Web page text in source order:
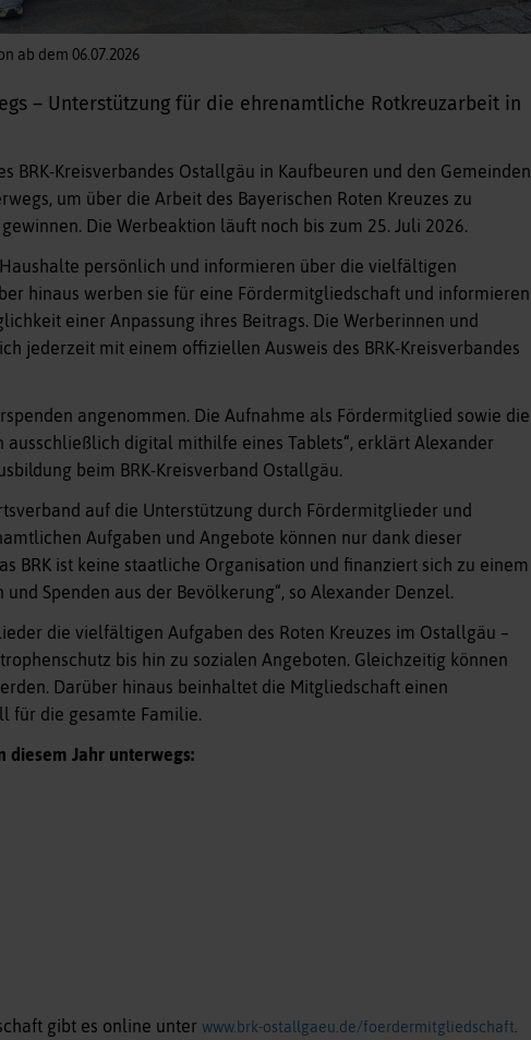
ab dem 06.07.2026
– Unterstützung für die ehrenamtliche Rotkreuzarbeit in
BRK-Kreisverbandes Ostallgäu in Kaufbeuren und den Gemeinden
um über die Arbeit des Bayerischen Roten Kreuzes zu
Die Werbeaktion läuft noch bis zum 25. Juli 2026.
persönlich und informieren über die vielfältigen
hinaus werben sie für eine Fördermitgliedschaft und informieren
einer Anpassung ihres Beitrags. Die Werberinnen und
jederzeit mit einem offiziellen Ausweis des BRK-Kreisverbandes
angenommen. Die Aufnahme als Fördermitglied sowie die
digital mithilfe eines Tablets“, erklärt Alexander
beim BRK-Kreisverband Ostallgäu.
auf die Unterstützung durch Fördermitglieder und
Aufgaben und Angebote können nur dank dieser
BRK ist keine staatliche Organisation und finanziert sich zu einem
Spenden aus der Bevölkerung“, so Alexander Denzel.
die vielfältigen Aufgaben des Roten Kreuzes im Ostallgäu –
bis hin zu sozialen Angeboten. Gleichzeitig können
Darüber hinaus beinhaltet die Mitgliedschaft einen
für die gesamte Familie.
diesem Jahr unterwegs:
gibt es online unter www.brk-ostallgaeu.de/foerdermitgliedschaft